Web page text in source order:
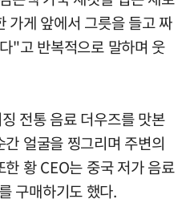
가게 앞에서 그릇을 들고 짜
"고 반복적으로 말하며 웃
전통 음료 더우즈를 맛본
얼굴을 찡그리며 주변의
황 CEO는 중국 저가 음료
구매하기도 했다.